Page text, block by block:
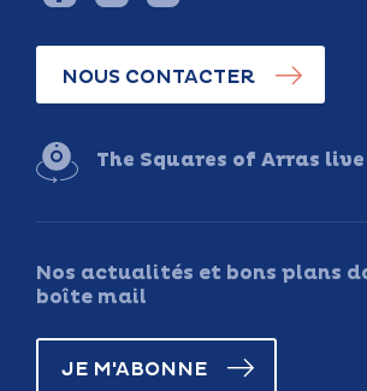
NOUS CONTACTER
The Squares of Arras live
Nos actualités et bons plans
boîte mail
JE M'ABONNE